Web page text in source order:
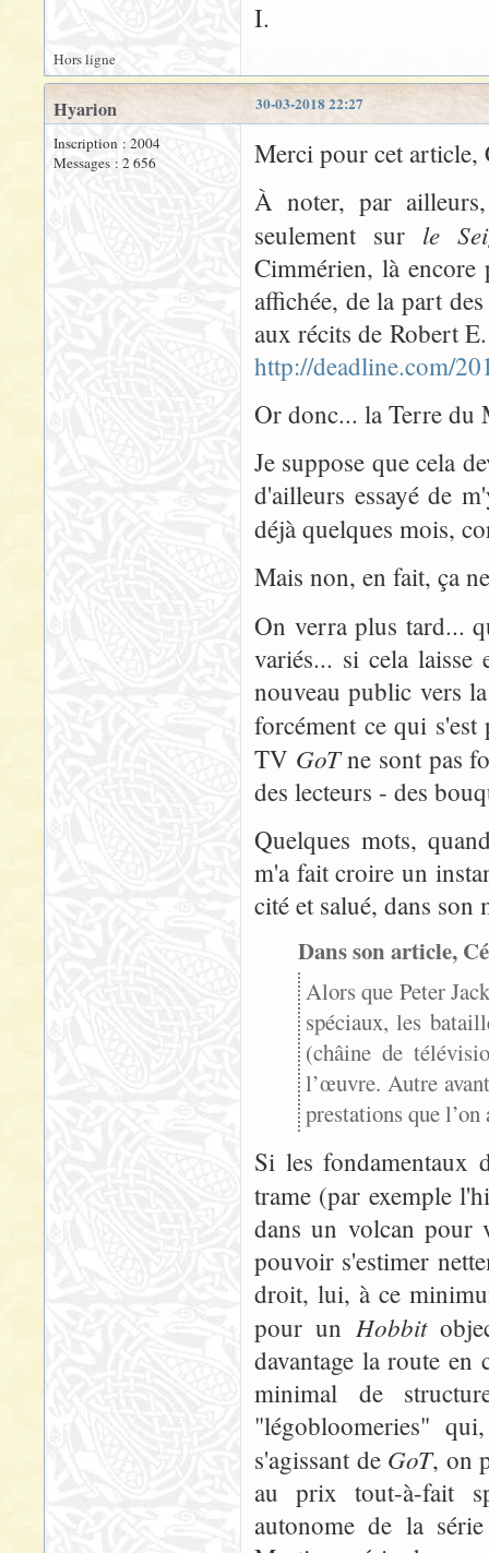
I.
Hors ligne
30-03-2018 22:27
Hyarion
Inscription : 2004
Messages : 2 656
Merci pour cet article,
À noter, par
seulement sur le
Cimmérien, là encore
affichée, de la part
aux récits de Robert
http://deadline.com/
Or donc... la Terre du
Je suppose que cela
d'ailleurs essayé de
déjà quelques mois,
Mais non, en fait, ça
On verra plus tard...
variés... si cela laisse
nouveau public vers
forcément ce qui s'est
TV GoTne sont pas
des lecteurs - des
Quelques mots,
m'a fait croire un
cité et salué, dans
Dans son article,
Alors que Peter
spéciaux, les
(châine de
l’œuvre. Autre
prestations que
Si les fondamentaux
trame (par exemple
dans un volcan pour
pouvoir s'estimer
droit, lui, à ce
pour un Hobbit
davantage la route en
minimal de
"légobloomeries"
s'agissant de GoT, on
au prix tout-à-fait
autonome de la